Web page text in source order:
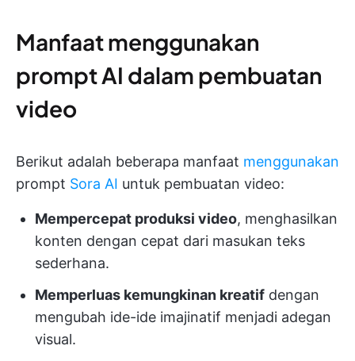
Manfaat menggunakan
prompt AI dalam pembuatan
video
Berikut adalah beberapa manfaat menggunakan
prompt Sora AI untuk pembuatan video:
Mempercepat produksi video, menghasilkan
konten dengan cepat dari masukan teks
sederhana.
Memperluas kemungkinan kreatif dengan
mengubah ide-ide imajinatif menjadi adegan
visual.